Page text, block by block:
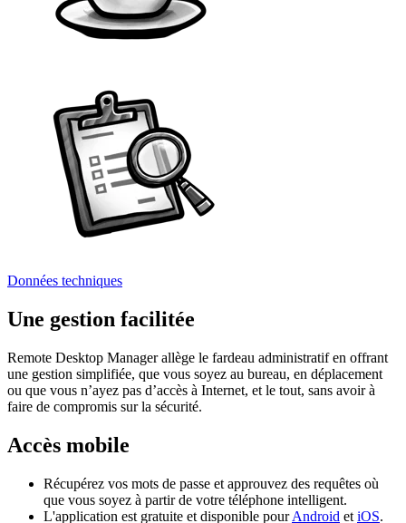
Données techniques
Une gestion facilitée
Remote Desktop Manager allège le fardeau administratif en offrant
une gestion simplifiée, que vous soyez au bureau, en déplacement
ou que vous n’ayez pas d’accès à Internet, et le tout, sans avoir à
faire de compromis sur la sécurité.
Accès mobile
Récupérez vos mots de passe et approuvez des requêtes où
que vous soyez à partir de votre téléphone intelligent.
L'application est gratuite et disponible pourAndroid et iOS.